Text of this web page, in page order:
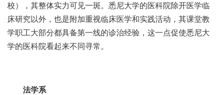
校），其整体实力可见一斑。悉尼大学的医科院除开医学临
床研究以外，也是附加重视临床医学和实践活动，其课堂教
学职工大部分都具备第一线的诊治经验，这一点促使悉尼大
学的医科院看起来不同寻常。
法学系